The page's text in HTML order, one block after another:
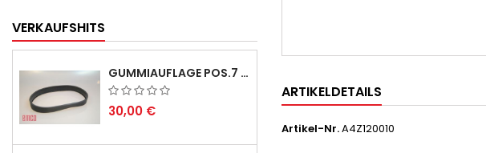
VERKAUFSHITS
GUMMIAUFLAGE POS.7 FÜR EMCO SWING UND BS 3 - LIEFERVERZÖGERUNG AUGUST/ SEPTEMBER 2026
30,00 €
ARTIKELDETAILS
Artikel-Nr.A4Z120010